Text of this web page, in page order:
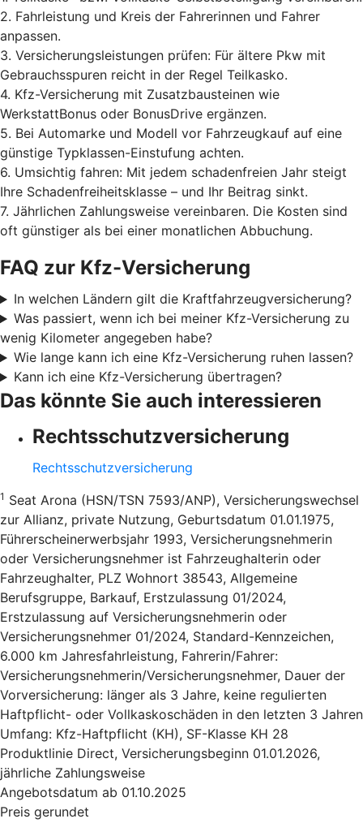
2. Fahrleistung und Kreis der Fahrerinnen und Fahrer
anpassen.
3. Versicherungsleistungen prüfen: Für ältere Pkw mit
Gebrauchsspuren reicht in der Regel Teilkasko.
4. Kfz-Versicherung mit Zusatzbausteinen wie
WerkstattBonus oder BonusDrive ergänzen.
5. Bei Automarke und Modell vor Fahrzeugkauf auf eine
günstige Typklassen-Einstufung achten.
6. Umsichtig fahren: Mit jedem schadenfreien Jahr steigt
Ihre Schadenfreiheitsklasse – und Ihr Beitrag sinkt.
7. Jährlichen Zahlungsweise vereinbaren. Die Kosten sind
oft günstiger als bei einer monatlichen Abbuchung.
FAQ zur Kfz-Versicherung
In welchen Ländern gilt die Kraftfahrzeugversicherung?
Was passiert, wenn ich bei meiner Kfz-Versicherung zu
wenig Kilometer angegeben habe?
Wie lange kann ich eine Kfz-Versicherung ruhen lassen?
Kann ich eine Kfz-Versicherung übertragen?
Das könnte Sie auch interessieren
Rechtsschutzversicherung
Rechtsschutzversicherung
1 Seat Arona (HSN/TSN 7593/ANP), Versicherungswechsel
zur Allianz, private Nutzung, Geburtsdatum 01.01.1975,
Führerscheinerwerbsjahr 1993, Versicherungsnehmerin
oder Versicherungsnehmer ist Fahrzeughalterin oder
Fahrzeughalter, PLZ Wohnort 38543, Allgemeine
Berufsgruppe, Barkauf, Erstzulassung 01/2024,
Erstzulassung auf Versicherungsnehmerin oder
Versicherungsnehmer 01/2024, Standard-Kennzeichen,
6.000 km Jahresfahrleistung, Fahrerin/Fahrer:
Versicherungsnehmerin/Versicherungsnehmer, Dauer der
Vorversicherung: länger als 3 Jahre, keine regulierten
Haftpflicht- oder Vollkaskoschäden in den letzten 3 Jahren
Umfang: Kfz-Haftpflicht (KH), SF-Klasse KH 28
Produktlinie Direct, Versicherungsbeginn 01.01.2026,
jährliche Zahlungsweise
Angebotsdatum ab 01.10.2025
Preis gerundet